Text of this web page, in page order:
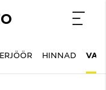
HINNAD